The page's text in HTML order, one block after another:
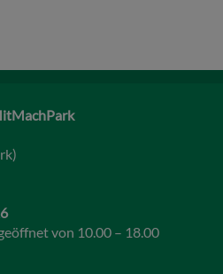
von 10.00 – 18.00